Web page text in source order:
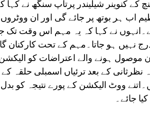
کنوینر شیلیندر پرتاپ سنگھ نے کہا
اب ہر بوتھ پر جائے گی اور ان
نے کہا کہ یہ مہم اس وقت تک
نہیں ہو جاتا۔مہم کے تحت کارکنان
موصول ہونے والے اعتراضات کو
ووٹ الیکشن کے پورے نتیجہ
جائے۔